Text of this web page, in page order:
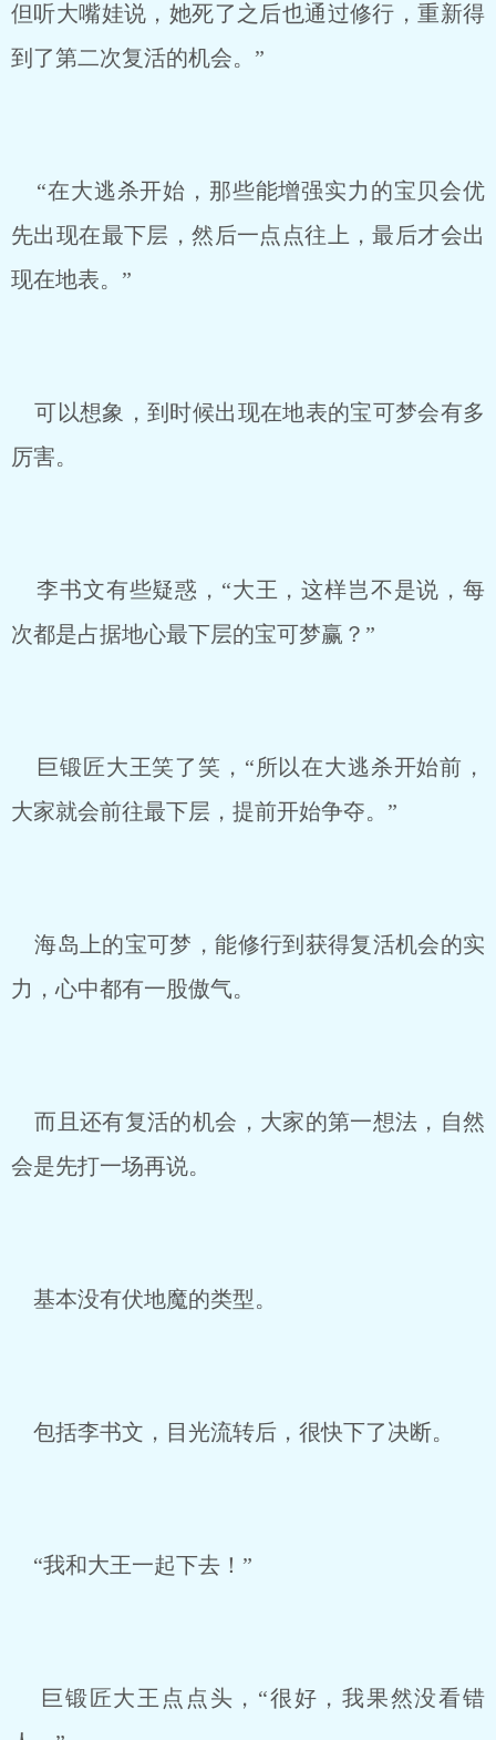
但听大嘴娃说，她死了之后也通过修行，重新得
到了第二次复活的机会。”
“在大逃杀开始，那些能增强实力的宝贝会优
先出现在最下层，然后一点点往上，最后才会出
现在地表。”
可以想象，到时候出现在地表的宝可梦会有多
厉害。
李书文有些疑惑，“大王，这样岂不是说，每
次都是占据地心最下层的宝可梦赢？”
巨锻匠大王笑了笑，“所以在大逃杀开始前，
大家就会前往最下层，提前开始争夺。”
海岛上的宝可梦，能修行到获得复活机会的实
力，心中都有一股傲气。
而且还有复活的机会，大家的第一想法，自然
会是先打一场再说。
基本没有伏地魔的类型。
包括李书文，目光流转后，很快下了决断。
“我和大王一起下去！”
巨锻匠大王点点头，“很好，我果然没看错